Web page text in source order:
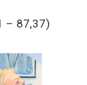
– 87,37)